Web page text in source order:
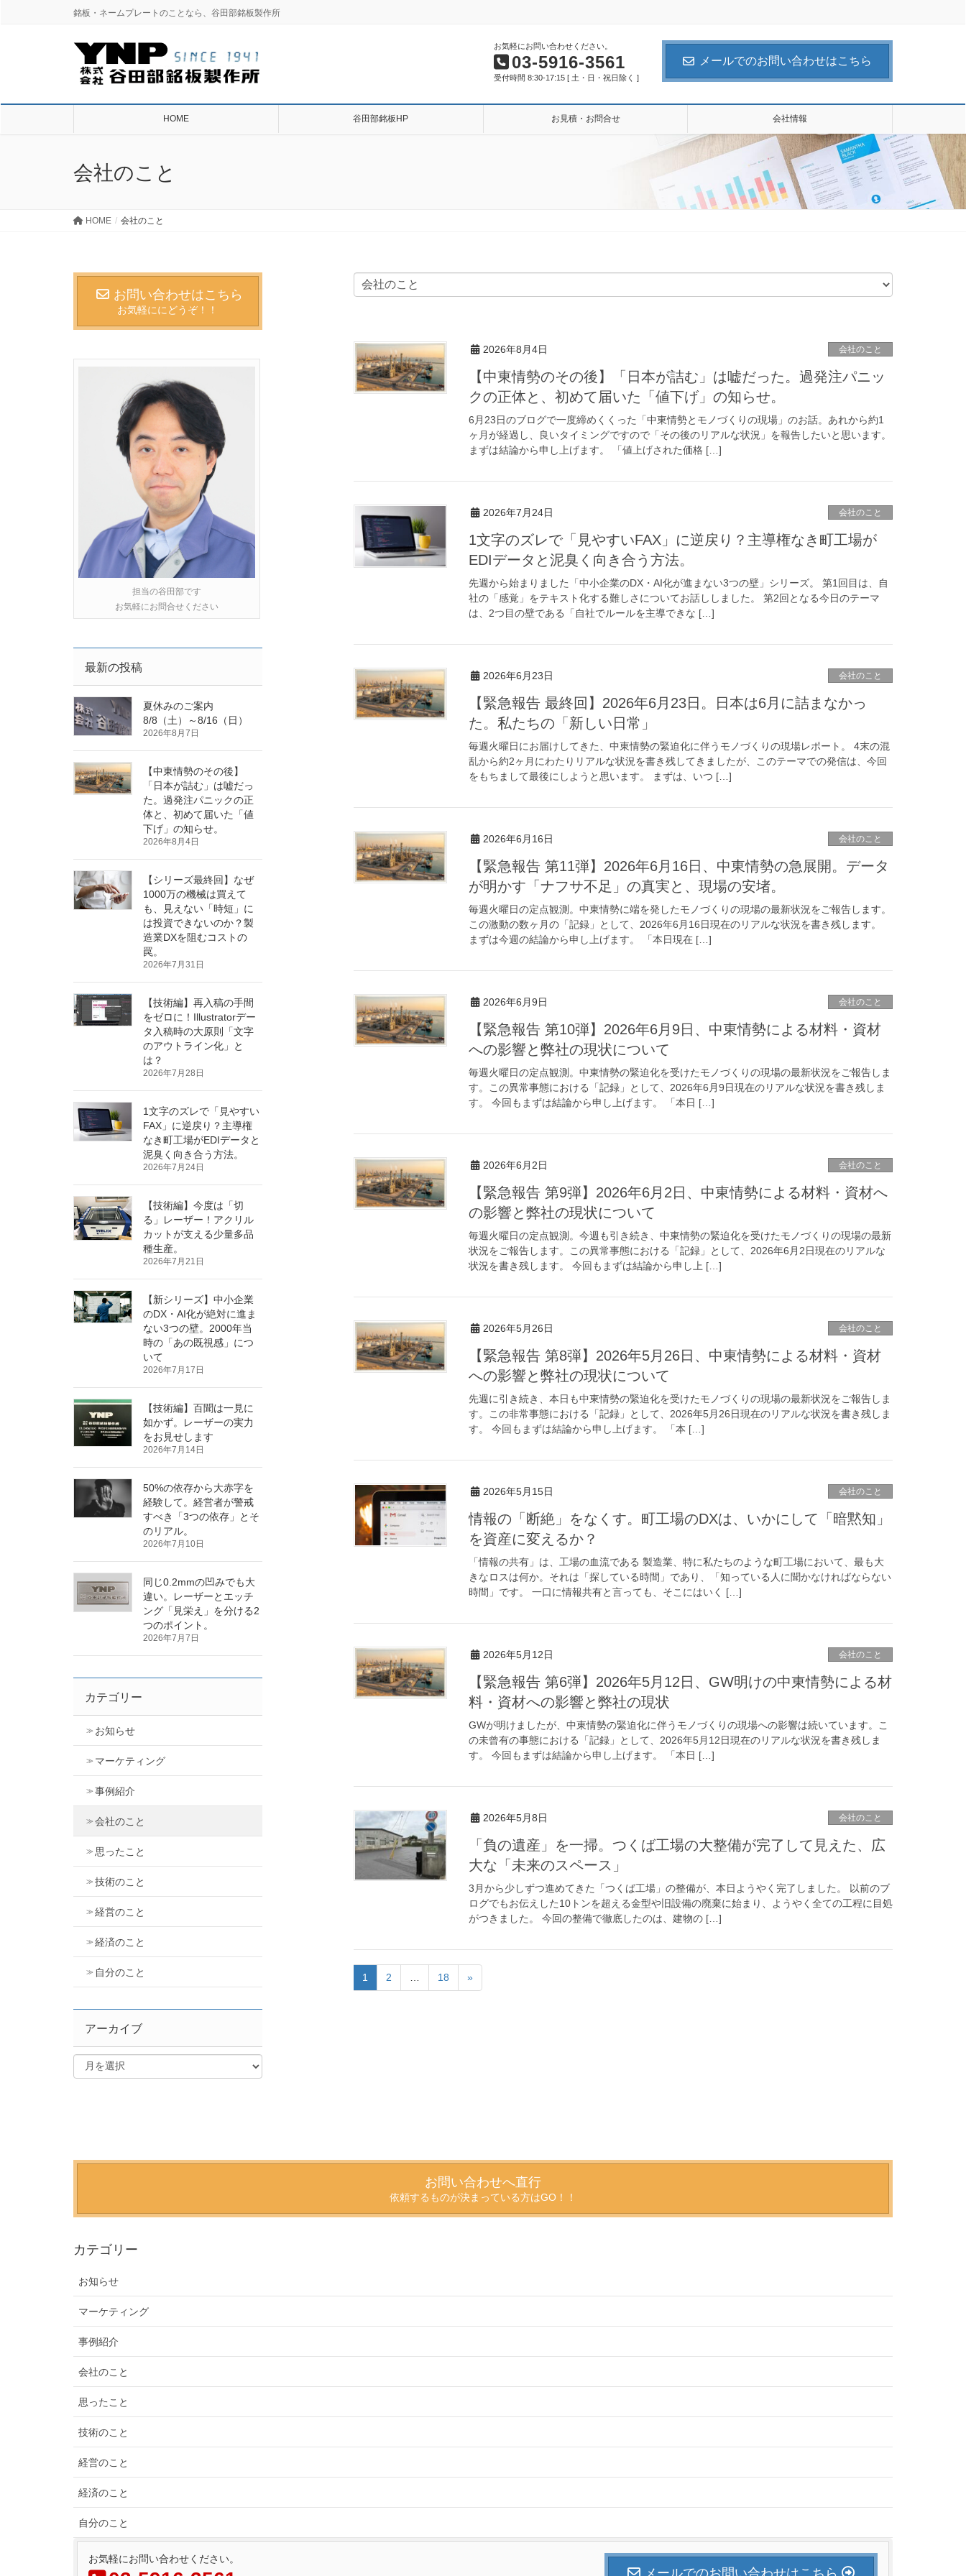
銘板・ネームプレートのことなら、谷田部銘板製作所
お気軽にお問い合わせください。
03-5916-3561
受付時間 8:30-17:15 [ 土・日・祝日除く ]
メールでのお問い合わせはこちら
HOME 谷田部銘板HP お見積・お問合せ 会社情報
会社のこと
HOME 会社のこと
2026年8月4日 会社のこと
【中東情勢のその後】「日本が詰む」は嘘だった。過発注パニッ
クの正体と、初めて届いた「値下げ」の知らせ。
6月23日のブログで一度締めくくった「中東情勢とモノづくりの現場」のお話。あれから約1
ヶ月が経過し、良いタイミングですので「その後のリアルな状況」を報告したいと思います。
まずは結論から申し上げます。 「値上げされた価格 […]
2026年7月24日 会社のこと
1文字のズレで「見やすいFAX」に逆戻り？主導権なき町工場が
EDIデータと泥臭く向き合う方法。
先週から始まりました「中小企業のDX・AI化が進まない3つの壁」シリーズ。 第1回目は、自
社の「感覚」をテキスト化する難しさについてお話ししました。 第2回となる今日のテーマ
は、2つ目の壁である「自社でルールを主導できな […]
2026年6月23日 会社のこと
【緊急報告 最終回】2026年6月23日。日本は6月に詰まなかっ
た。私たちの「新しい日常」
毎週火曜日にお届けしてきた、中東情勢の緊迫化に伴うモノづくりの現場レポート。 4末の混
乱から約2ヶ月にわたりリアルな状況を書き残してきましたが、このテーマでの発信は、今回
をもちまして最後にしようと思います。 まずは、いつ […]
2026年6月16日 会社のこと
【緊急報告 第11弾】2026年6月16日、中東情勢の急展開。データ
が明かす「ナフサ不足」の真実と、現場の安堵。
毎週火曜日の定点観測。中東情勢に端を発したモノづくりの現場の最新状況をご報告します。
この激動の数ヶ月の「記録」として、2026年6月16日現在のリアルな状況を書き残します。
まずは今週の結論から申し上げます。 「本日現在 […]
2026年6月9日 会社のこと
【緊急報告 第10弾】2026年6月9日、中東情勢による材料・資材
への影響と弊社の現状について
毎週火曜日の定点観測。中東情勢の緊迫化を受けたモノづくりの現場の最新状況をご報告しま
す。この異常事態における「記録」として、2026年6月9日現在のリアルな状況を書き残しま
す。 今回もまずは結論から申し上げます。 「本日 […]
2026年6月2日 会社のこと
【緊急報告 第9弾】2026年6月2日、中東情勢による材料・資材へ
の影響と弊社の現状について
毎週火曜日の定点観測。今週も引き続き、中東情勢の緊迫化を受けたモノづくりの現場の最新
状況をご報告します。この異常事態における「記録」として、2026年6月2日現在のリアルな
状況を書き残します。 今回もまずは結論から申し上 […]
2026年5月26日 会社のこと
【緊急報告 第8弾】2026年5月26日、中東情勢による材料・資材
への影響と弊社の現状について
先週に引き続き、本日も中東情勢の緊迫化を受けたモノづくりの現場の最新状況をご報告しま
す。この非常事態における「記録」として、2026年5月26日現在のリアルな状況を書き残しま
す。 今回もまずは結論から申し上げます。 「本 […]
2026年5月15日 会社のこと
情報の「断絶」をなくす。町工場のDXは、いかにして「暗黙知」
を資産に変えるか？
「情報の共有」は、工場の血流である 製造業、特に私たちのような町工場において、最も大
きなロスは何か。それは「探している時間」であり、「知っている人に聞かなければならない
時間」です。 一口に情報共有と言っても、そこにはいく […]
2026年5月12日 会社のこと
【緊急報告 第6弾】2026年5月12日、GW明けの中東情勢による材
料・資材への影響と弊社の現状
GWが明けましたが、中東情勢の緊迫化に伴うモノづくりの現場への影響は続いています。こ
の未曾有の事態における「記録」として、2026年5月12日現在のリアルな状況を書き残しま
す。 今回もまずは結論から申し上げます。 「本日 […]
2026年5月8日 会社のこと
「負の遺産」を一掃。つくば工場の大整備が完了して見えた、広
大な「未来のスペース」
3月から少しずつ進めてきた「つくば工場」の整備が、本日ようやく完了しました。 以前のブ
ログでもお伝えした10トンを超える金型や旧設備の廃棄に始まり、ようやく全ての工程に目処
がつきました。 今回の整備で徹底したのは、建物の […]
1 2 18 »
お問い合わせはこちら
お気軽ににどうぞ！！
担当の谷田部です
お気軽にお問合せください
最新の投稿
夏休みのご案内
8/8（土）～8/16（日）
2026年8月7日
【中東情勢のその後】
「日本が詰む」は嘘だっ
た。過発注パニックの正
体と、初めて届いた「値
下げ」の知らせ。
2026年8月4日
【シリーズ最終回】なぜ
1000万の機械は買えて
も、見えない「時短」に
は投資できないのか？製
造業DXを阻むコストの
罠。
2026年7月31日
【技術編】再入稿の手間
をゼロに！Illustratorデー
タ入稿時の大原則「文字
のアウトライン化」と
は？
2026年7月28日
1文字のズレで「見やすい
FAX」に逆戻り？主導権
なき町工場がEDIデータと
泥臭く向き合う方法。
2026年7月24日
【技術編】今度は「切
る」レーザー！アクリル
カットが支える少量多品
種生産。
2026年7月21日
【新シリーズ】中小企業
のDX・AI化が絶対に進ま
ない3つの壁。2000年当
時の「あの既視感」につ
いて
2026年7月17日
【技術編】百聞は一見に
如かず。レーザーの実力
をお見せします
2026年7月14日
50%の依存から大赤字を
経験して。経営者が警戒
すべき「3つの依存」とそ
のリアル。
2026年7月10日
同じ0.2mmの凹みでも大
違い。レーザーとエッチ
ング「見栄え」を分ける2
つのポイント。
2026年7月7日
カテゴリー
お知らせ
マーケティング
事例紹介
会社のこと
思ったこと
技術のこと
経営のこと
経済のこと
自分のこと
アーカイブ
お問い合わせへ直行
依頼するものが決まっている方はGO！！
カテゴリー
お知らせ
マーケティング
事例紹介
会社のこと
思ったこと
技術のこと
経営のこと
経済のこと
自分のこと
お気軽にお問い合わせください。
メールでのお問い合わせはこちら